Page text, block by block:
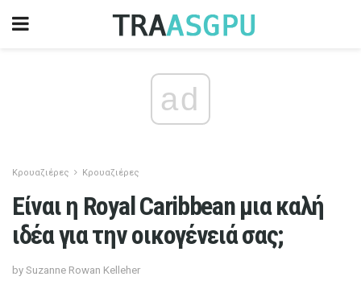
ad
Κρουαζιέρες Κρουαζιέρες
Είναι η Royal Caribbean μια καλή
ιδέα για την οικογένειά σας;
by Suzanne Rowan Kelleher